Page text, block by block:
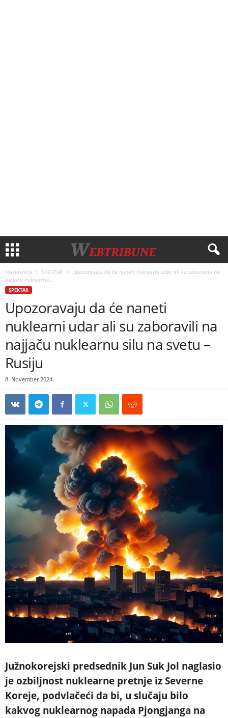
Naslovnica SPEKTAR
Upozoravaju da će naneti nuklearni udar ali su zaboravili na
najjaču nuklearnu...
SPEKTAR
Upozoravaju da će naneti
nuklearni udar ali su zaboravili na
najjaču nuklearnu silu na svetu –
Rusiju
8. November 2024.
Južnokorejski predsednik Jun Suk Jol naglasio
je ozbiljnost nuklearne pretnje iz Severne
Koreje, podvlačeći da bi, u slučaju bilo
kakvog nuklearnog napada Pjongjanga na